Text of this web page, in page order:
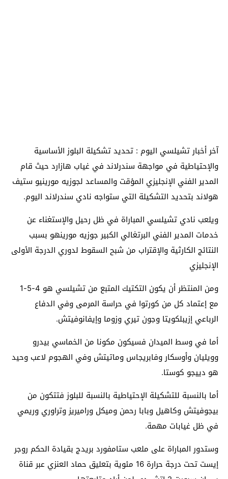
آخر أخبار تشيلسي اليوم : تحديد تشكيلة البلوز الأساسية
والإحتياطية في مواجهة سندرلاند في غياب هازارد حيث قام
المدير الفني الإنجليزي المؤقت والمساعد لجوزيه مورينيو ستيف
هولاند بتحديد التشكيلة التي ستواجه نادي سندرلاند اليوم.
ويلعب نادي تشيلسي المباراة في ظل رحيل والإستغناء عن
خدمات المدير الفني البرتغالي الكبير جوزيه مورينهو بسبب
النتائج الكارثية والإقتراب من شبح السقوط لدوري الدرجة الأولى
الإنجليزي
ومن المنتظر أن يكون التكتيك المتبع من تشيلسي هو 4-5-1
مع إعتماد كل من كورتوا في حراسة المرمى وفي الدفاع
الرباعي إزيبلكويتا وجون تيري وزوما وإيفانوفيتش.
أما في وسط الميدان فسيكون مكونا من الخماسي بيدرو
وويليان وأوسكار وفابريجاس وماتيتش وفي الهجوم لاعب وحيد
هو دييجو كوستا.
أما بالنسبة للتشكيلة الإحتياطية بالنسبة للبلوز فتتكون من
بيجوفيتش وكاهيل وبابا رحمن وميكل وراميريز وتراوري وريمي
في ظل غيابات مهمة.
وستدور المباراة على ملعب ستامفورد بريدج بقيادة الحكم روجر
إيست تحت درجة حرارة 16 مئوية بتعليق حماد العنزي عبر قناة